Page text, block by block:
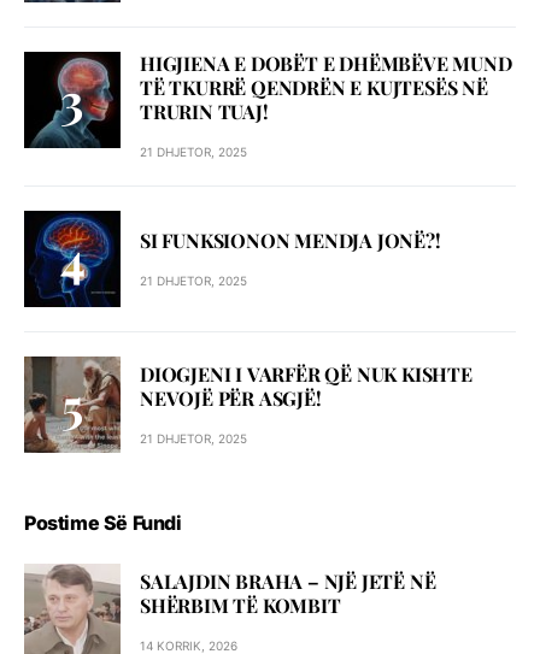
HIGJIENA E DOBËT E DHËMBËVE MUND
TË TKURRË QENDRËN E KUJTESËS NË
TRURIN TUAJ!
21 DHJETOR, 2025
SI FUNKSIONON MENDJA JONË?!
21 DHJETOR, 2025
DIOGJENI I VARFËR QË NUK KISHTE
NEVOJË PËR ASGJË!
21 DHJETOR, 2025
Postime Së Fundi
SALAJDIN BRAHA – NJЁ JETЁ NЁ
SHЁRBIM TЁ KOMBIT
14 KORRIK, 2026